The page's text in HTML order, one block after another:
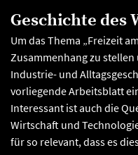
Geschichte des
Um das Thema „Freizeit
Zusammenhang zu
Industrie- und
vorliegende Arbeitsblatt
Interessant ist auch die
Wirtschaft und
für so relevant, dass es